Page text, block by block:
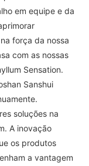
em equipe e da
força da nossa
com as nossas
Sensation.
Sanshui
soluções na
A inovação
os produtos
a vantagem